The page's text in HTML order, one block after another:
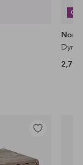
Dyne
Legg
favoritter